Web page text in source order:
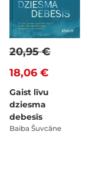
18,06 €
20,95 €
Gaist līvu
dziesma
debesīs
Baiba Šuvcāne